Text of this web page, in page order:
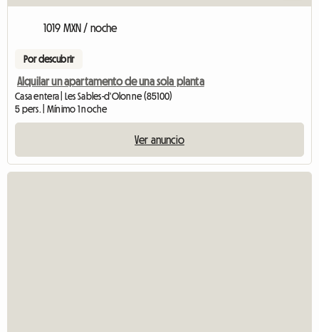
1019 MXN / noche
Por descubrir
Alquilar un apartamento de una sola planta
Casa entera | Les Sables-d'Olonne (85100)
5 pers. | Mínimo 1 noche
Ver anuncio